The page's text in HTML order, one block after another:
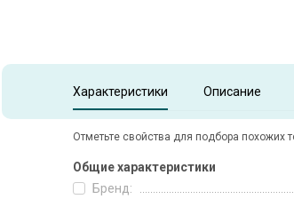
Характеристики Описание
Отметьте свойства для подбора похожих
Общие характеристики
Бренд: